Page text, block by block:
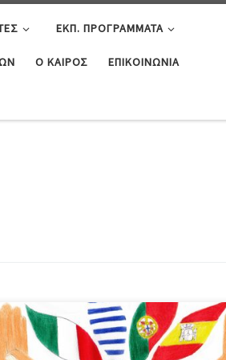
ΕΚΠ. ΠΡΟΓΡΆΜΜΑΤΑ
Ο ΚΑΙΡΌΣ ΕΠΙΚΟΙΝΩΝΊΑ
Κατά το χρονικό διάστημα από τις 22/5/22 έως και
27/5/22, η Ελληνική ομάδα Erasmus+ του